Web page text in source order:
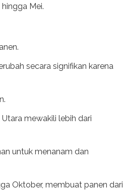
Mei.
secara signifikan karena
mewakili lebih dari
untuk menanam dan
Oktober, membuat panen dari